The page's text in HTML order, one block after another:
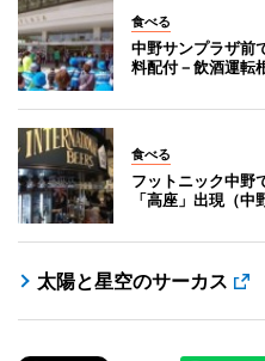
食べる
中野サンプラザ前
料配付－飲酒運転
食べる
フットニック中野
「高座」出現（中
太陽と星空のサーカス